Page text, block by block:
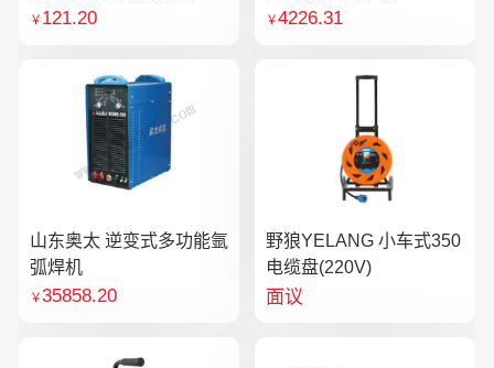
￥ 121.20 ￥4226.31
山东奥太 逆变式多功能氩
弧焊机
￥35858.20
野狼YELANG 小车式350
电缆盘(220V)
面议